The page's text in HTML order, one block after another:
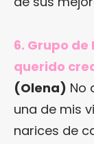
6. Grupo
querido
(Olena) No
una de mis
narices de